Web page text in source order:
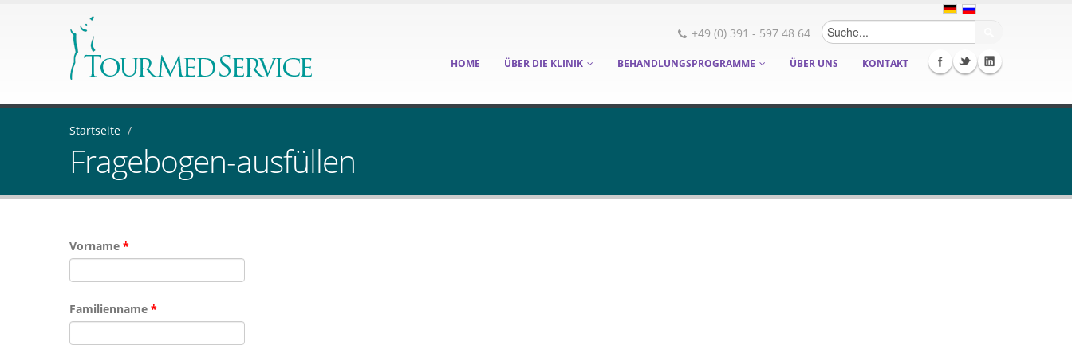
Suchformular
+49 (0) 391 - 597 48 64
HOME ÜBER DIE KLINIK BEHANDLUNGSPROGRAMME ÜBER UNS KONTAKT
Startseite /
Fragebogen-ausfüllen
Vorname *
Familienname *